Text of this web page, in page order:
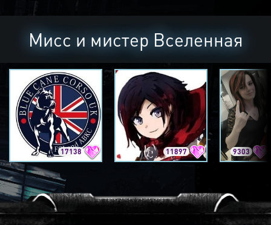
Мисс и мистер Вселенная
17138 11897 9303